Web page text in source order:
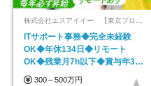
株式会社エスアイイー 【東京プロマーケット上場】
ITサポート事務◆完全未経験
OK◆年休134日◆リモート
OK◆残業月7h以下◆賞与年3回
◆5年目まで必ず昇給
300～500万円